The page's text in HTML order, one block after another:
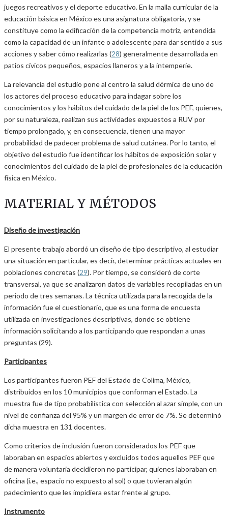
juegos recreativos y el deporte educativo. En la malla curricular de la
educación básica en México es una asignatura obligatoria, y se
constituye como la edificación de la competencia motriz, entendida
como la capacidad de un infante o adolescente para dar sentido a sus
acciones y saber cómo realizarlas (28) generalmente desarrollada en
patios cívicos pequeños, espacios llaneros y a la intemperie.
La relevancia del estudio pone al centro la salud dérmica de uno de
los actores del proceso educativo para indagar sobre los
conocimientos y los hábitos del cuidado de la piel de los PEF, quienes,
por su naturaleza, realizan sus actividades expuestos a RUV por
tiempo prolongado, y, en consecuencia, tienen una mayor
probabilidad de padecer problema de salud cutánea. Por lo tanto, el
objetivo del estudio fue identificar los hábitos de exposición solar y
conocimientos del cuidado de la piel de profesionales de la educación
física en México.
MATERIAL Y MÉTODOS
Diseño de investigación
El presente trabajo abordó un diseño de tipo descriptivo, al estudiar
una situación en particular, es decir, determinar prácticas actuales en
poblaciones concretas (29). Por tiempo, se consideró de corte
transversal, ya que se analizaron datos de variables recopiladas en un
periodo de tres semanas. La técnica utilizada para la recogida de la
información fue el cuestionario, que es una forma de encuesta
utilizada en investigaciones descriptivas, donde se obtiene
información solicitando a los participando que respondan a unas
preguntas (29).
Participantes
Los participantes fueron PEF del Estado de Colima, México,
distribuidos en los 10 municipios que conforman el Estado. La
muestra fue de tipo probabilística con selección al azar simple, con un
nivel de confianza del 95% y un margen de error de 7%. Se determinó
dicha muestra en 131 docentes.
Como criterios de inclusión fueron considerados los PEF que
laboraban en espacios abiertos y excluidos todos aquellos PEF que
de manera voluntaria decidieron no participar, quienes laboraban en
oficina (i.e., espacio no expuesto al sol) o que tuvieran algún
padecimiento que les impidiera estar frente al grupo.
Instrumento